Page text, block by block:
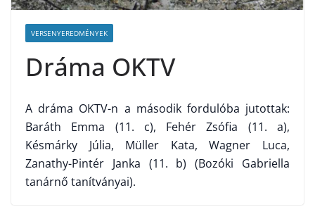
VERSENYEREDMÉNYEK
Dráma OKTV
A dráma OKTV-n a második fordulóba jutottak:
Baráth Emma (11. c), Fehér Zsófia (11. a),
Késmárky Júlia, Müller Kata, Wagner Luca,
Zanathy-Pintér Janka (11. b) (Bozóki Gabriella
tanárnő tanítványai).